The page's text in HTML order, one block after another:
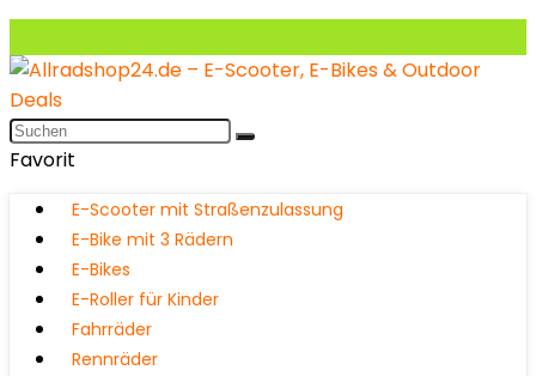
Favorit
E-Scooter mit Straßenzulassung
E-Bike mit 3 Rädern
E-Bikes
E-Roller für Kinder
Fahrräder
Rennräder